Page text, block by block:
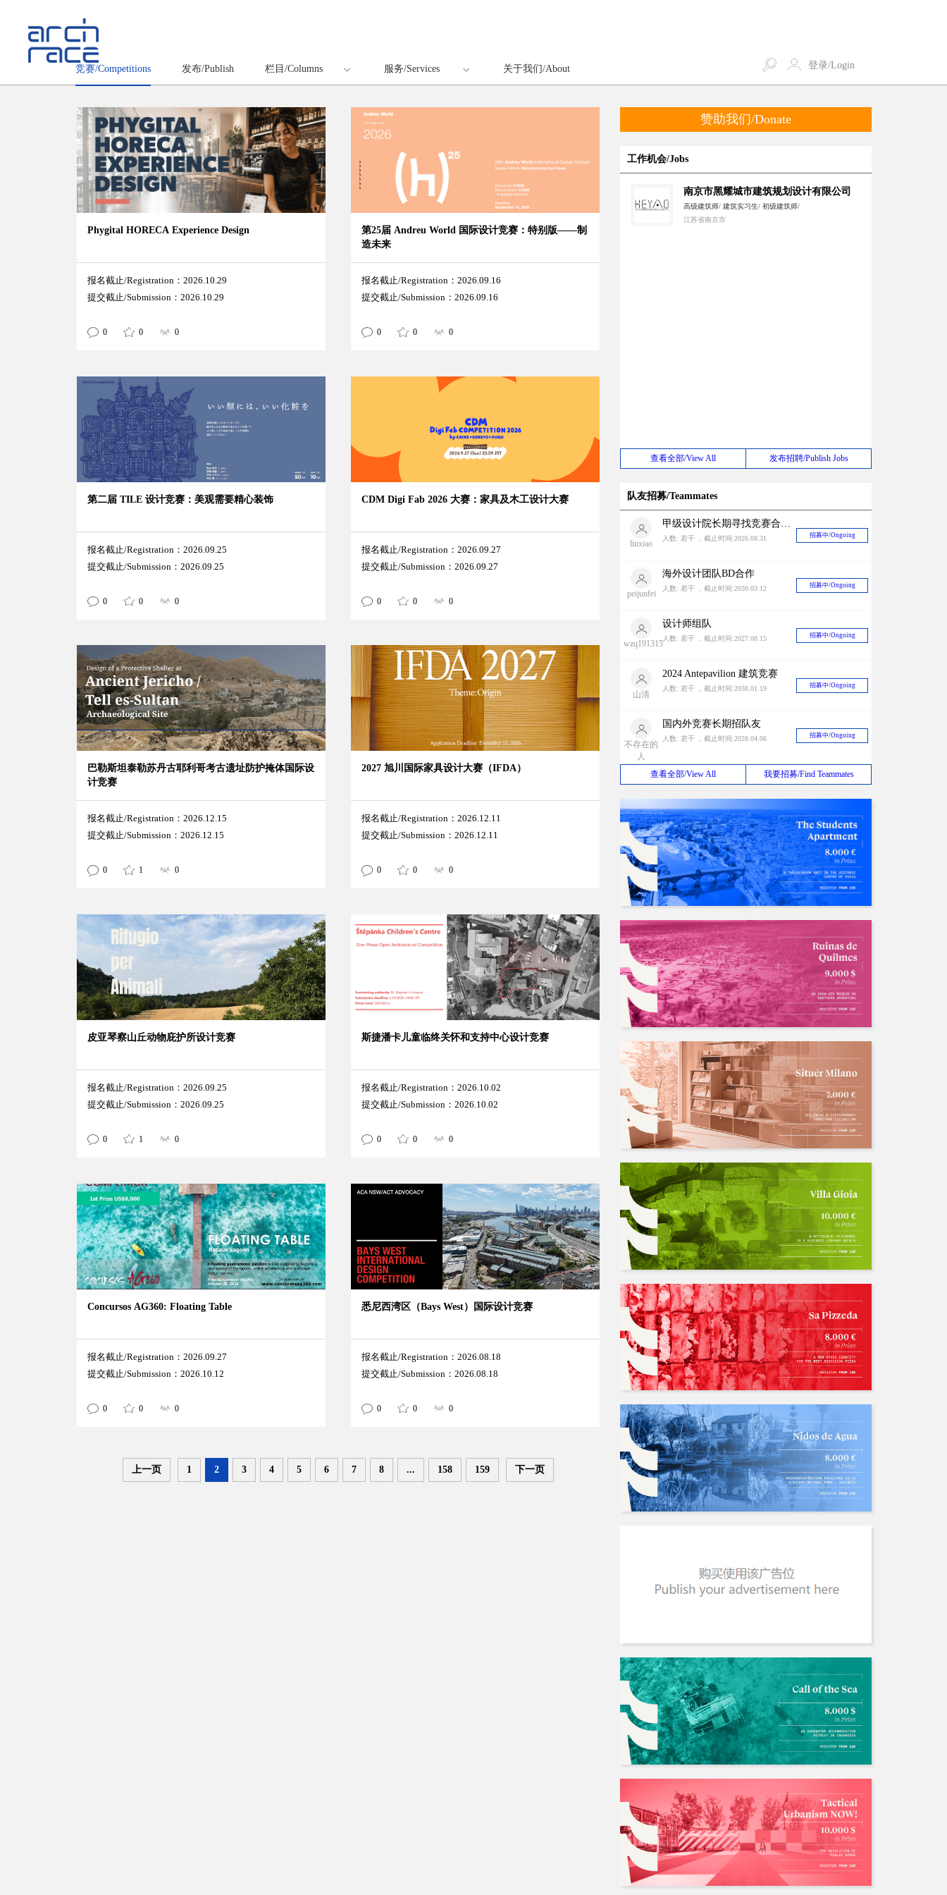
竞赛/Competitions 发布/Publish 栏目/Columns 服务/Services 关于我们/About 登录/Login
Phygital HORECA Experience Design
报名截止/Registration：2026.10.29
提交截止/Submission：2026.10.29
0 0 0
第25届 Andreu World 国际设计竞赛：特别版——制
造未来
报名截止/Registration：2026.09.16
提交截止/Submission：2026.09.16
0 0 0
第二届 TILE 设计竞赛：美观需要精心装饰
报名截止/Registration：2026.09.25
提交截止/Submission：2026.09.25
0 0 0
CDM Digi Fab 2026 大赛：家具及木工设计大赛
报名截止/Registration：2026.09.27
提交截止/Submission：2026.09.27
0 0 0
巴勒斯坦泰勒苏丹古耶利哥考古遗址防护掩体国际设
计竞赛
报名截止/Registration：2026.12.15
提交截止/Submission：2026.12.15
0 1 0
2027 旭川国际家具设计大赛（IFDA）
报名截止/Registration：2026.12.11
提交截止/Submission：2026.12.11
0 0 0
皮亚琴察山丘动物庇护所设计竞赛
报名截止/Registration：2026.09.25
提交截止/Submission：2026.09.25
0 1 0
斯捷潘卡儿童临终关怀和支持中心设计竞赛
报名截止/Registration：2026.10.02
提交截止/Submission：2026.10.02
0 0 0
Concursos AG360: Floating Table
报名截止/Registration：2026.09.27
提交截止/Submission：2026.10.12
0 0 0
悉尼西湾区（Bays West）国际设计竞赛
报名截止/Registration：2026.08.18
提交截止/Submission：2026.08.18
0 0 0
上一页 1 2 3 4 5 6 7 8 ... 158 159 下一页
赞助我们/Donate
工作机会/Jobs
南京市黑耀城市建筑规划设计有限公司
高级建筑师/ 建筑实习生/ 初级建筑师/
江苏省南京市
查看全部/View All 发布招聘/Publish Jobs
队友招募/Teammates
liuxiao
甲级设计院长期寻找竞赛合作对象
人数: 若干 ，截止时间:2026.08.31 招募中/Ongoing
peijunfei
海外设计团队BD合作
人数: 若干 ，截止时间:2030.03.12 招募中/Ongoing
wzq191315
设计师组队
人数: 若干 ，截止时间:2027.08.15 招募中/Ongoing
山清
2024 Antepavilion 建筑竞赛
人数: 若干 ，截止时间:2038.01.19 招募中/Ongoing
不存在的
人
国内外竞赛长期招队友
人数: 若干 ，截止时间:2028.04.06 招募中/Ongoing
长期招募同城队友（上海）
人数: 若干 ，截止时间:2030.06.30
justinhan
长期招募国际竞赛队友，与国内外很多zbf有稳定关系中奖率有一定保障！
人数: 若干 ，截止时间:2026.12.31 招募中/Ongoing
TAO1996
招聘竞赛队友
人数: 若干 ，截止时间:2026.10.01 招募中/Ongoing
仓鼠君
建筑设计或其他竞赛
人数: 若干 ，截止时间:2032.10.08 招募中/Ongoing
emily1017
初创事务所招募队友
人数: 若干 ，截止时间:2027.02.01 招募中/Ongoing
查看全部/View All 我要招募/Find Teammates